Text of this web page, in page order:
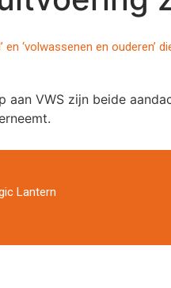
en ‘volwassenen en
aan VWS zijn beide
Lantern